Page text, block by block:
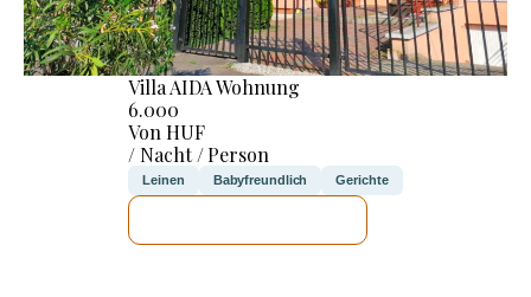
Villa AIDA Wohnung
6.000
Von HUF
/ Nacht / Person
Leinen Babyfreundlich Gerichte